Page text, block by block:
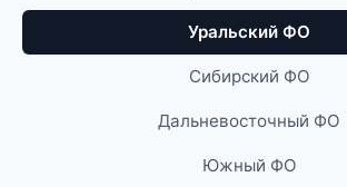
Уральский ФО
Сибирский ФО
Дальневосточный ФО
Южный ФО